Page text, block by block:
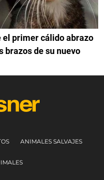
primer cálido abrazo
brazos de su nuevo
ANIMALES SALVAJES